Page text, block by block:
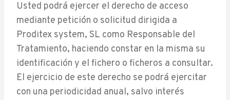
Usted podrá ejercer el derecho de acceso
mediante petición o solicitud dirigida a
Proditex system, SL como Responsable del
Tratamiento, haciendo constar en la misma su
identificación y el fichero o ficheros a consultar.
El ejercicio de este derecho se podrá ejercitar
con una periodicidad anual, salvo interés